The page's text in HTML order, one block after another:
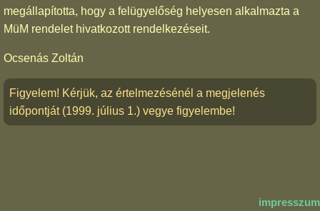
megállapította, hogy a felügyelőség helyesen alkalmazta a
MüM rendelet hivatkozott rendelkezéseit.
Ocsenás Zoltán
Figyelem! Kérjük, az értelmezésénél a megjelenés
időpontját (1999. július 1.) vegye figyelembe!
impresszum